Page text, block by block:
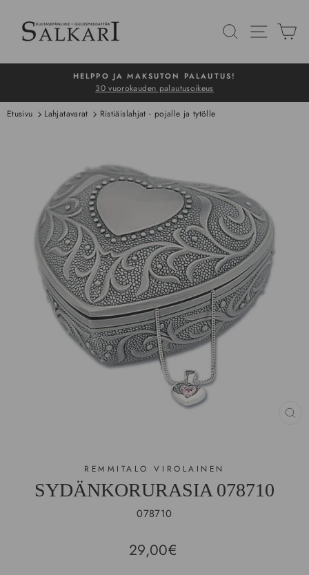
sisältöön
HAKU
Pysäytä
HELPPO JA MAKSUTON PALAUTUS!
30 vuorokauden palautusoikeus
Etusivu Lahjatavarat Ristiäislahjat - pojalle ja tytölle
REMMITALO VIROLAINEN
SYDÄNKORURASIA 078710
078710
Hinta
29,00€